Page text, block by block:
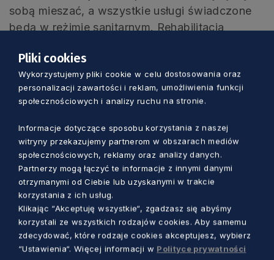
sobą mieszać, a wszystkie usługi świadczone
będą w reżimie sanitarnym. Rehabilitacja
normalnie. W normalnym trybie będzie także
funkcjonować szpital reumatologiczny przy ul.
Grunwaldzkiej (budynki przy molo).
ZOBACZ TAKŻE
Dodatkowe łóżka w szpitalach. Zarząd
Województwa wspiera walkę z epidemią
Zobacz również
Pliki cookies
Wykorzystujemy pliki cookie w celu dostosowania oraz
personalizacji zawartości i reklam, umożliwienia funkcji
społecznościowych i analizy ruchu na stronie.
Informacje dotyczące sposobu korzystania z naszej
witryny przekazujemy partnerom w obszarach mediów
społecznościowych, reklamy oraz analizy danych.
Partnerzy mogą łączyć te informacje z innymi danymi
otrzymanymi od Ciebie lub uzyskanymi w trakcie
korzystania z ich usług.
Klikając “Akceptuję wszystkie“, zgadzasz się abyśmy
korzystali ze wszystkich rodzajów cookies. Aby samemu
zdecydować, które rodzaje cookies akceptujesz, wybierz
“Ustawienia“. Więcej informacji w Polityce prywatności